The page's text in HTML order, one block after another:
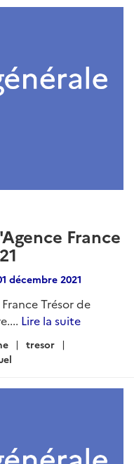
France
décembre 2021
Trésor de
Lire la suite
tresor